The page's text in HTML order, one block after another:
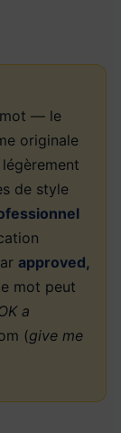
mot — le
originale
de style
approved,
mot peut
a
(give me